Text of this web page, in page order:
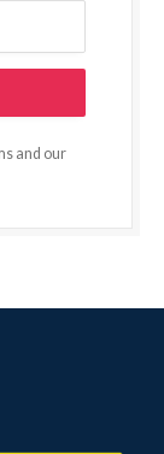
and our